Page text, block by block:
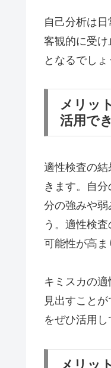
自己分析は
客観的に受
となるでしょ
メリッ
活用で
適性検査の
きます。自
分の強みや
う。適性検
可能性が高ま
キミスカの
見出すこと
をぜひ活用
メリッ